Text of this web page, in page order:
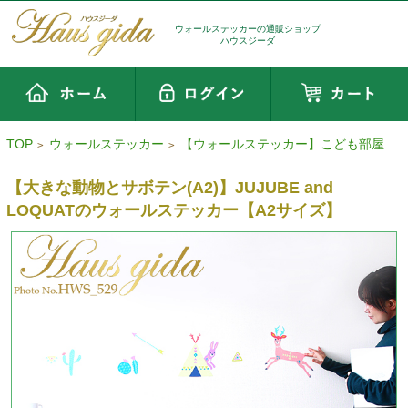
ウォールステッカーの通販ショップ
ハウスジーダ
TOP > ウォールステッカー > 【ウォールステッカー】こども部屋
【大きな動物とサボテン(A2)】JUJUBE and
LOQUATのウォールステッカー【A2サイズ】